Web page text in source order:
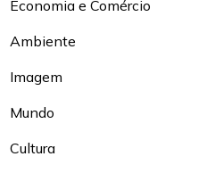
Economia e Comércio
Ambiente
Imagem
Mundo
Cultura